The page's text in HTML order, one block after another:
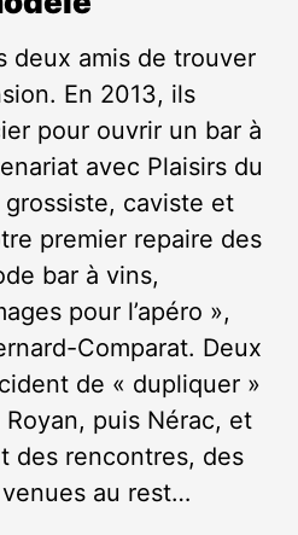
deux amis de trouver
En 2013, ils
pour ouvrir un bar à
avec Plaisirs du
caviste et
premier repaire des
bar à vins,
pour l’apéro »,
Comparat. Deux
de « dupliquer »
Royan, puis Nérac, et
des rencontres, des
au rest…